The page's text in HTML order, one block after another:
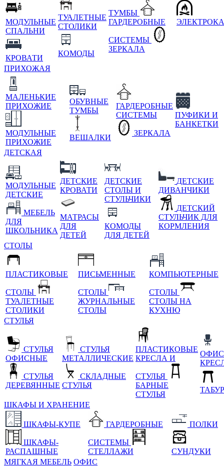
МОДУЛЬНЫЕ
СПАЛЬНИ
КРОВАТИ
ТУАЛЕТНЫЕ
СТОЛИКИ
КОМОДЫ
ТУМБЫ
ГАРДЕРОБНЫЕ
СИСТЕМЫ
ЗЕРКАЛА
ПРИХОЖАЯ
МАЛЕНЬКИЕ
ПРИХОЖИЕ
МОДУЛЬНЫЕ
ПРИХОЖИЕ
ОБУВНЫЕ
ТУМБЫ
ВЕШАЛКИ
ГАРДЕРОБНЫЕ
СИСТЕМЫ
ЗЕРКАЛА
ПУФИКИ И
БАНКЕТКИ
ДЕТСКАЯ
МОДУЛЬНЫЕ
ДЕТСКИЕ
МЕБЕЛЬ
ДЛЯ
ШКОЛЬНИКА
ДЕТСКИЕ
КРОВАТИ
МАТРАСЫ
ДЛЯ
ДЕТЕЙ
ДЕТСКИЕ
СТОЛЫ И
СТУЛЬЧИКИ
КОМОДЫ
ДЛЯ ДЕТЕЙ
ДЕТСКИЕ
ДИВАНЧИКИ
ДЕТСКИЙ
СТУЛЬЧИК ДЛЯ
КОРМЛЕНИЯ
СТОЛЫ
ПЛАСТИКОВЫЕ
СТОЛЫ
ТУАЛЕТНЫЕ
СТОЛИКИ
ПИСЬМЕННЫЕ
СТОЛЫ
ЖУРНАЛЬНЫЕ
СТОЛЫ
КОМПЬЮТЕРНЫЕ
СТОЛЫ
СТОЛЫ НА
КУХНЮ
СТУЛЬЯ
СТУЛЬЯ
ОФИСНЫЕ
СТУЛЬЯ
ДЕРЕВЯННЫЕ
СТУЛЬЯ
МЕТАЛЛИЧЕСКИЕ
СКЛАДНЫЕ
СТУЛЬЯ
ПЛАСТИКОВЫЕ
КРЕСЛА И
СТУЛЬЯ
БАРНЫЕ
СТУЛЬЯ
ШКАФЫ И ХРАНЕНИЕ
ШКАФЫ-КУПЕ
ШКАФЫ-
РАСПАШНЫЕ
ГАРДЕРОБНЫЕ
СИСТЕМЫ
СТЕЛЛАЖИ
ПОЛКИ
СУНДУКИ
МЯГКАЯ МЕБЕЛЬ ОФИС